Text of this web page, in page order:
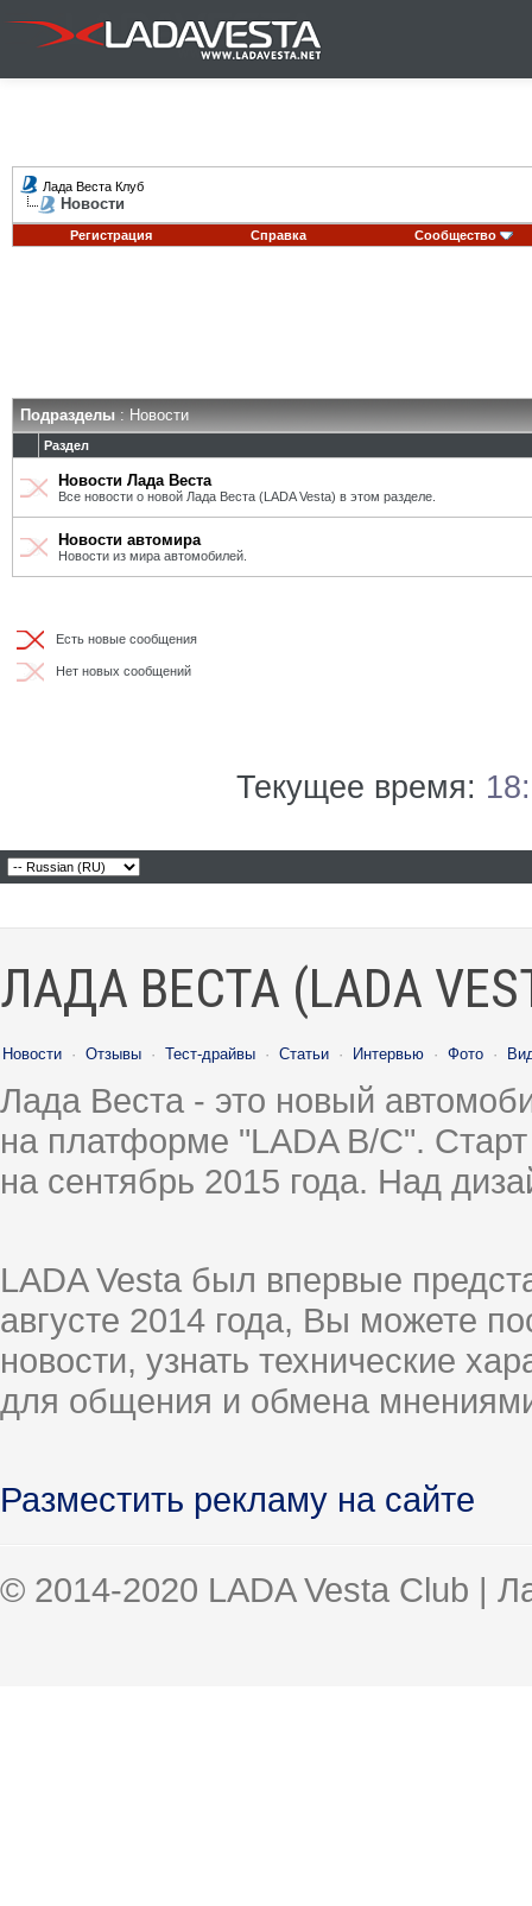
Лада Веста Клуб
Новости
Регистрация Справка Сообщество
Подразделы: Новости
Раздел
Новости Лада Веста
Все новости о новой Лада Веста (LADA Vesta) в этом разделе.
Новости автомира
Новости из мира автомобилей.
Есть новые сообщения
Нет новых сообщений
Текущее время:
ЛАДА ВЕСТА (LADA
Новости · Отзывы · Тест-драйвы · Статьи · Интервью · Фото ·
Лада Веста - это новый
на платформе "LADA B/C".
на сентябрь 2015 года. Над
LADA Vesta был впервые
августе 2014 года, Вы можете
новости, узнать технические
для общения и обмена
Разместить рекламу на сайте
© 2014-2020 LADA Vesta Club |